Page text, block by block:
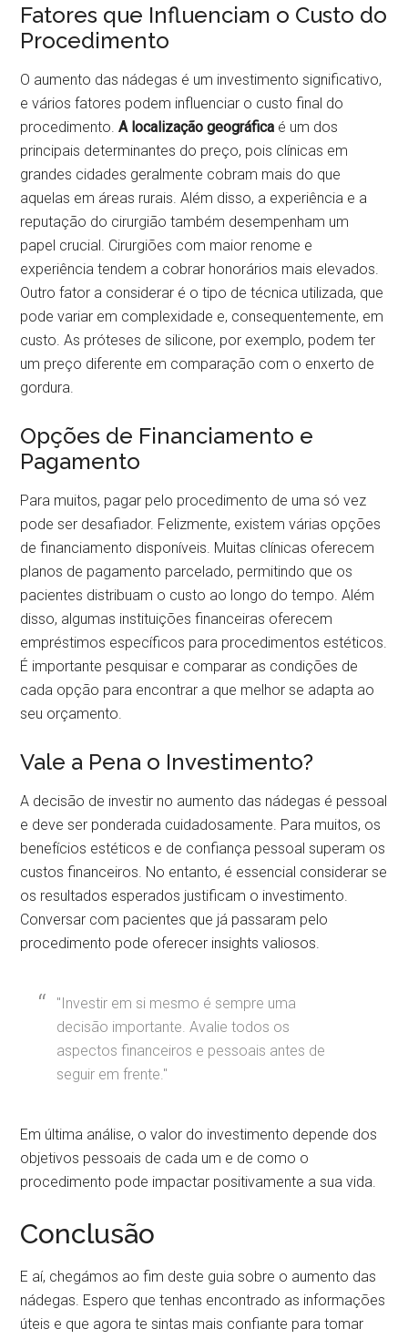
Fatores que Influenciam o Custo do
Procedimento
O aumento das nádegas é um investimento significativo,
e vários fatores podem influenciar o custo final do
procedimento.A localização geográfica é um dos
principais determinantes do preço, pois clínicas em
grandes cidades geralmente cobram mais do que
aquelas em áreas rurais. Além disso, a experiência e a
reputação do cirurgião também desempenham um
papel crucial. Cirurgiões com maior renome e
experiência tendem a cobrar honorários mais elevados.
Outro fator a considerar é o tipo de técnica utilizada, que
pode variar em complexidade e, consequentemente, em
custo. As próteses de silicone, por exemplo, podem ter
um preço diferente em comparação com o enxerto de
gordura.
Opções de Financiamento e
Pagamento
Para muitos, pagar pelo procedimento de uma só vez
pode ser desafiador. Felizmente, existem várias opções
de financiamento disponíveis. Muitas clínicas oferecem
planos de pagamento parcelado, permitindo que os
pacientes distribuam o custo ao longo do tempo. Além
disso, algumas instituições financeiras oferecem
empréstimos específicos para procedimentos estéticos.
É importante pesquisar e comparar as condições de
cada opção para encontrar a que melhor se adapta ao
seu orçamento.
Vale a Pena o Investimento?
A decisão de investir no aumento das nádegas é pessoal
e deve ser ponderada cuidadosamente. Para muitos, os
benefícios estéticos e de confiança pessoal superam os
custos financeiros. No entanto, é essencial considerar se
os resultados esperados justificam o investimento.
Conversar com pacientes que já passaram pelo
procedimento pode oferecer insights valiosos.
"Investir em si mesmo é sempre uma
decisão importante. Avalie todos os
aspectos financeiros e pessoais antes de
seguir em frente."
Em última análise, o valor do investimento depende dos
objetivos pessoais de cada um e de como o
procedimento pode impactar positivamente a sua vida.
Conclusão
E aí, chegámos ao fim deste guia sobre o aumento das
nádegas. Espero que tenhas encontrado as informações
úteis e que agora te sintas mais confiante para tomar